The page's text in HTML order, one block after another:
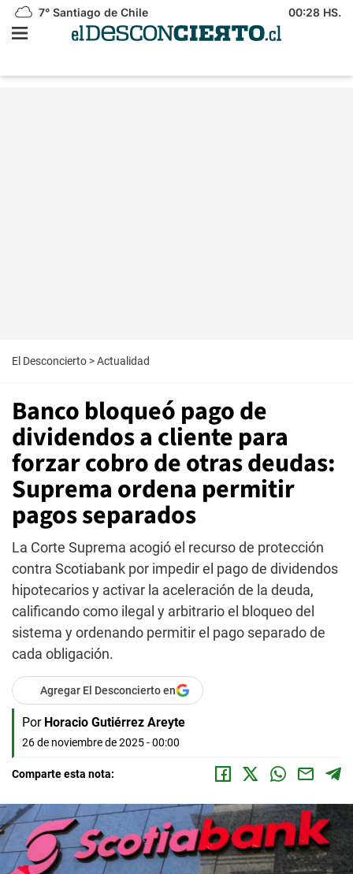
7° Santiago de Chile 00:28 HS.
El Desconcierto >Actualidad
Banco bloqueó pago de
dividendos a cliente para
forzar cobro de otras deudas:
Suprema ordena permitir
pagos separados
La Corte Suprema acogió el recurso de protección
contra Scotiabank por impedir el pago de dividendos
hipotecarios y activar la aceleración de la deuda,
calificando como ilegal y arbitrario el bloqueo del
sistema y ordenando permitir el pago separado de
cada obligación.
Agregar El Desconcierto en
Por Horacio Gutiérrez Areyte
26 de noviembre de 2025 - 00:00
Comparte esta nota: